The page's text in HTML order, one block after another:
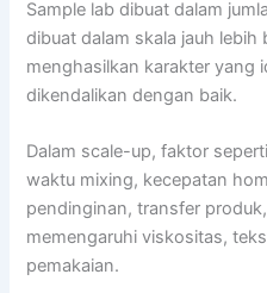
Sample lab dibuat dalam
dibuat dalam skala jauh lebih
menghasilkan karakter yang
dikendalikan dengan baik.
Dalam scale-up, faktor
waktu mixing, kecepatan
pendinginan, transfer
memengaruhi viskositas,
pemakaian.